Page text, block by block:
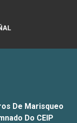
De Marisqueo
Do CEIP